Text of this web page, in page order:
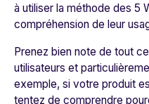
à utiliser la méthode des 5
compréhension de leur
Prenez bien note de tout
utilisateurs et
exemple, si votre produit
tentez de comprendre